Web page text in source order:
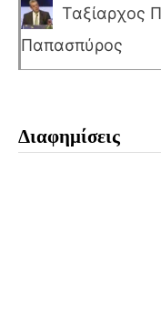
Ταξίαρχος
Παπασπύρος
Διαφημίσεις